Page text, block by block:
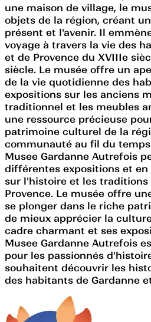
une maison de village, le
objets de la région, créant
présent et l'avenir. Il
voyage à travers la vie des
et de Provence du XVIIIe
siècle. Le musée offre un
de la vie quotidienne des
expositions sur les anciens
traditionnel et les meubles
une ressource précieuse
patrimoine culturel de la
communauté au fil du
Musee Gardanne Autrefois
différentes expositions et
sur l'histoire et les traditions
Provence. Le musée offre
se plonger dans le riche
de mieux apprécier la
cadre charmant et ses
Musee Gardanne Autrefois
pour les passionnés
souhaitent découvrir les
des habitants de Gardanne